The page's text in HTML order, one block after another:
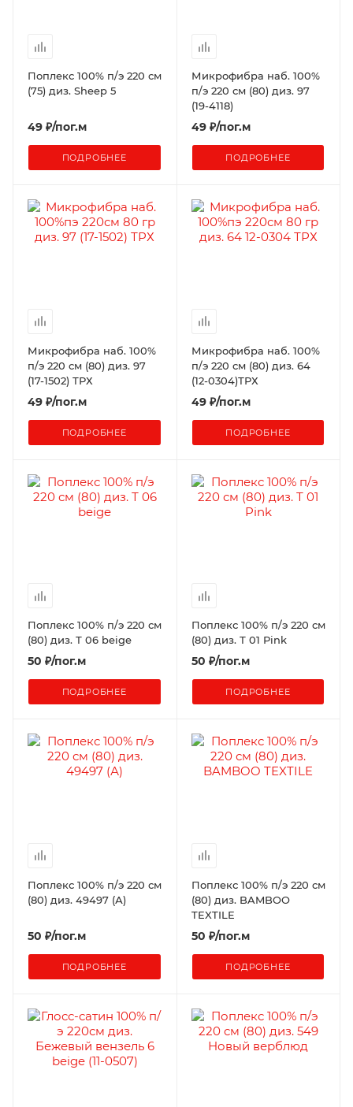
Поплекс 100% п/э 220 см
(75) диз. Sheep 5
49 ₽/пог.м
ПОДРОБНЕЕ
Микрофибра наб. 100%
п/э 220 см (80) диз. 97
(19-4118)
49₽/пог.м
ПОДРОБНЕЕ
Микрофибра наб. 100%
п/э 220 см (80) диз. 97
(17-1502) ТРХ
49 ₽/пог.м
ПОДРОБНЕЕ
Микрофибра наб. 100%
п/э 220 см (80) диз. 64
(12-0304)ТРХ
49₽/пог.м
ПОДРОБНЕЕ
Поплекс 100% п/э 220 см
(80) диз. Т 06 beige
50 ₽/пог.м
ПОДРОБНЕЕ
Поплекс 100% п/э 220 см
(80) диз. Т 01 Pink
50 ₽/пог.м
ПОДРОБНЕЕ
Поплекс 100% п/э 220 см
(80) диз. 49497 (А)
50 ₽/пог.м
ПОДРОБНЕЕ
Поплекс 100% п/э 220 см
(80) диз. BAMBOO
TEXTILE
50 ₽/пог.м
ПОДРОБНЕЕ